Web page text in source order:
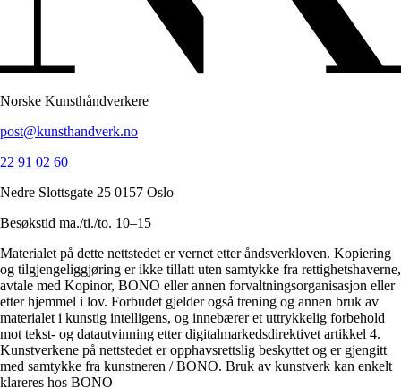
Norske Kunsthåndverkere
post@kunsthandverk.no
22 91 02 60
Nedre Slottsgate 25 0157 Oslo
Besøkstid ma./ti./to. 10–15
Materialet på dette nettstedet er vernet etter åndsverkloven. Kopiering
og tilgjengeliggjøring er ikke tillatt uten samtykke fra rettighetshaverne,
avtale med Kopinor, BONO eller annen forvaltningsorganisasjon eller
etter hjemmel i lov. Forbudet gjelder også trening og annen bruk av
materialet i kunstig intelligens, og innebærer et uttrykkelig forbehold
mot tekst- og datautvinning etter digitalmarkedsdirektivet artikkel 4.
Kunstverkene på nettstedet er opphavsrettslig beskyttet og er gjengitt
med samtykke fra kunstneren / BONO. Bruk av kunstverk kan enkelt
klareres hos BONO